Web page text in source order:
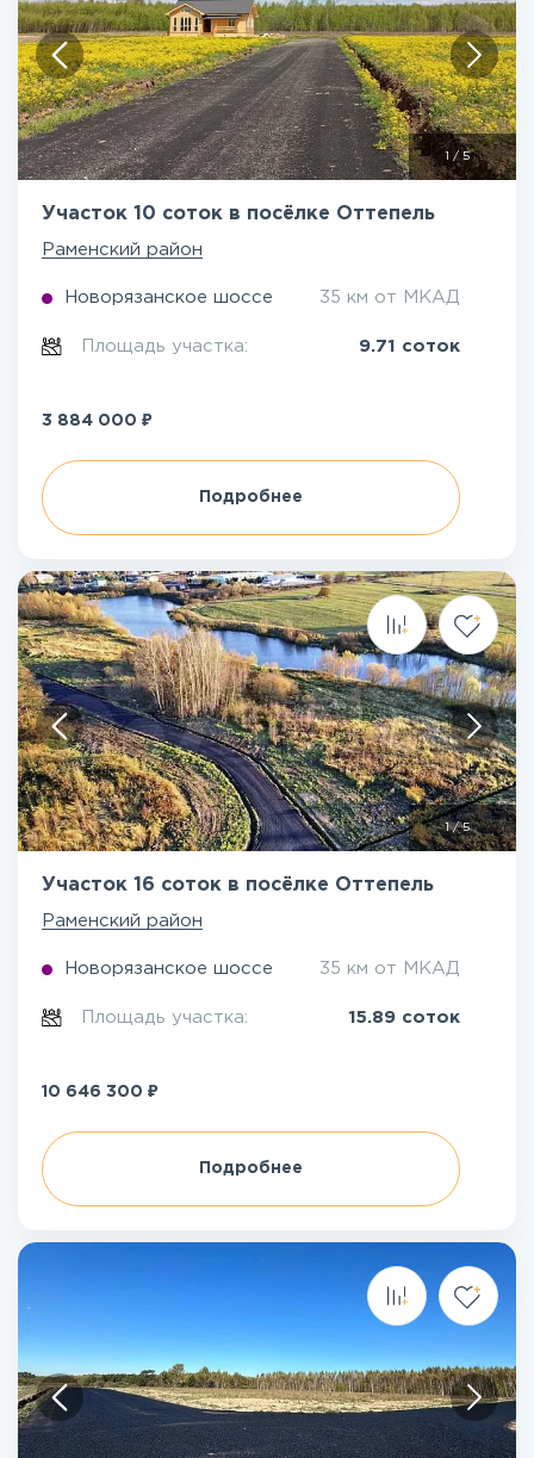
/ 5
Участок 10 соток в посёлке Оттепель
Раменский район
Новорязанское шоссе 35 км от МКАД
Площадь участка: 9.71 соток
3 884 000 ₽
Подробнее
1/5
Участок 16 соток в посёлке Оттепель
Раменский район
Новорязанское шоссе 35 км от МКАД
Площадь участка: 15.89 соток
10 646 300 ₽
Подробнее